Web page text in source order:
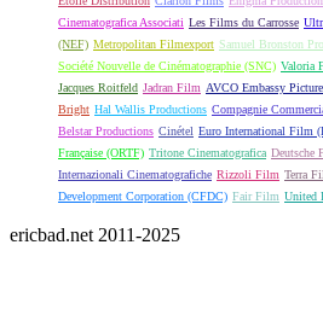
Cinematografica Associati Les Films du Carrosse
(NEF) Metropolitan Filmexport Samuel Bronston
Société Nouvelle de Cinématographie (SNC) Valoria
Jacques Roitfeld Jadran Film AVCO Embassy
Bright Hal Wallis Productions Compagnie
Belstar Productions Cinétel Euro International Film
Française (ORTF) Tritone Cinematografica Deutsche
Internazionali Cinematografiche Rizzoli Film Terra
Development Corporation (CFDC) Fair Film United
ericbad.net 2011-2025